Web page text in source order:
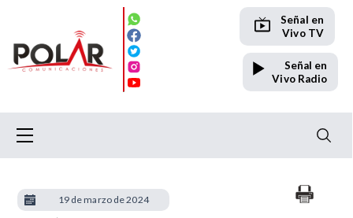
Señal en
Vivo TV
Señal en
Vivo Radio
19 de marzo de 2024